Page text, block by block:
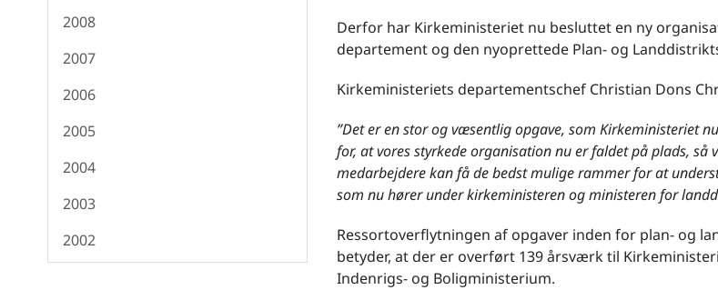
2008
2007
2006
2005
2004
2003
2002
Derfor har Kirkeministeriet nu besluttet en ny
departement og den nyoprettede Plan- og
Kirkeministeriets departementschef Christian Dons
”Det er en stor og væsentlig opgave, som Kirkeministeriet
for, at vores styrkede organisation nu er faldet på plads, så
medarbejdere kan få de bedst mulige rammer for at
som nu hører under kirkeministeren og ministeren for
Ressortoverflytningen af opgaver inden for plan- og
betyder, at der er overført 139 årsværk til
Indenrigs- og Boligministerium.